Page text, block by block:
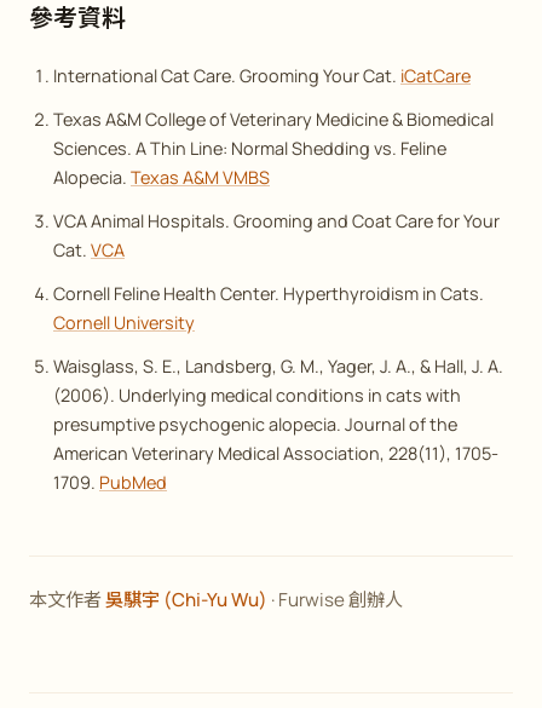
參考資料
International Cat Care. Grooming Your Cat. iCatCare
Texas A&M College of Veterinary Medicine & Biomedical
Sciences. A Thin Line: Normal Shedding vs. Feline
Alopecia. Texas A&M VMBS
VCA Animal Hospitals. Grooming and Coat Care for Your
Cat. VCA
Cornell Feline Health Center. Hyperthyroidism in Cats.
Cornell University
Waisglass, S. E., Landsberg, G. M., Yager, J. A., & Hall, J. A.
(2006). Underlying medical conditions in cats with
presumptive psychogenic alopecia. Journal of the
American Veterinary Medical Association, 228(11), 1705-
1709. PubMed
本文作者吳騏宇 (Chi-Yu Wu) · Furwise 創辦人